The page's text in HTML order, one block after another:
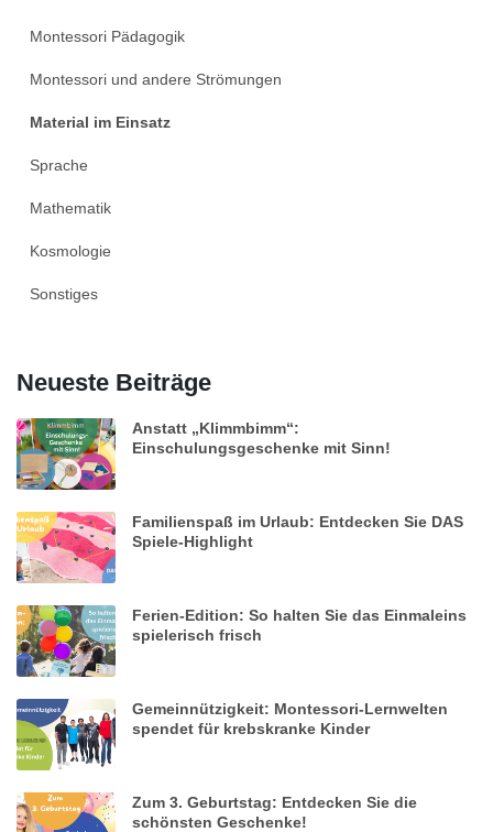
Montessori Pädagogik
Montessori und andere Strömungen
Material im Einsatz
Sprache
Mathematik
Kosmologie
Sonstiges
Neueste Beiträge
Anstatt „Klimmbimm“:
Einschulungsgeschenke mit Sinn!
Familienspaß im Urlaub: Entdecken Sie DAS
Spiele-Highlight
Ferien-Edition: So halten Sie das Einmaleins
spielerisch frisch
Gemeinnützigkeit: Montessori-Lernwelten
spendet für krebskranke Kinder
Zum 3. Geburtstag: Entdecken Sie die
schönsten Geschenke!